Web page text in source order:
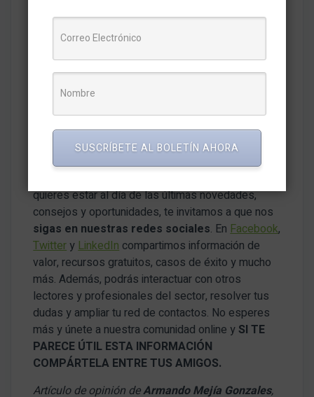
juntos nuevas formas de utilizar la tecnología para
mejorar nuestra calidad de vida y transformar
contactar ami correo
También te puede interesar:
Digital en el Perú, Experiencias y Aprendizajes
(marketnews.pe)
Sigamos Conectados
quieres estar al día de las últimas novedades,
consejos y oportunidades, te invitamos a que nos
sigas en nuestras redes sociales. EnFacebook,
Twitter yLinkedIn compartimos información de
valor, recursos gratuitos, casos de éxito y mucho
más. Además, podrás interactuar con otros
lectores y profesionales del sector, resolver tus
dudas y ampliar tu red de contactos. No esperes
más y únete a nuestra comunidad online y SI TE
PARECE ÚTIL ESTA INFORMACIÓN
COMPÁRTELA ENTRE TUS AMIGOS.
Artículo de opinión deArmando Mejía Gonzales,
SUSCRÍBETE AL BOLETÍN AHORA